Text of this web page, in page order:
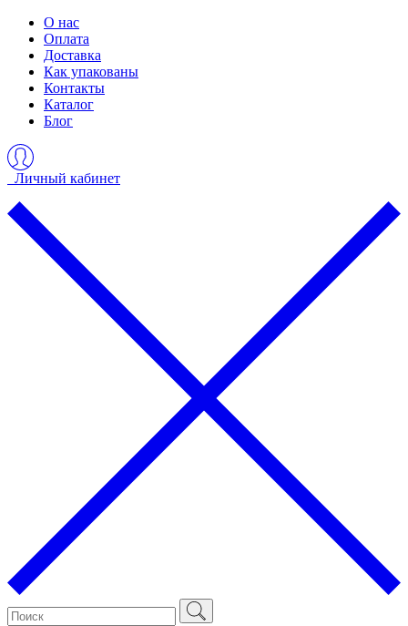
О нас
Оплата
Доставка
Как упакованы
Контакты
Каталог
Блог
Личный кабинет